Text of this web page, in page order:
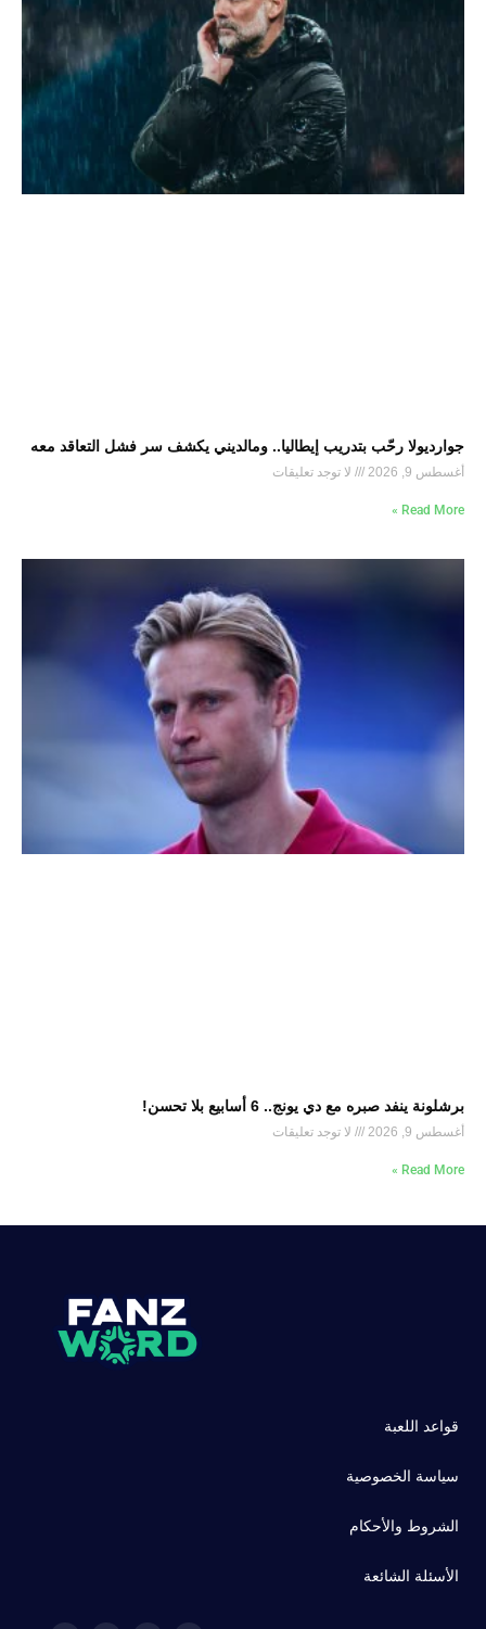
جوارديولا رحّب بتدريب إيطاليا.. ومالديني يكشف سر فشل التعاقد معه
أغسطس 9, 2026 لا توجد تعليقات
Read More »
برشلونة ينفد صبره مع دي يونج.. 6 أسابيع بلا تحسن!
أغسطس 9, 2026 لا توجد تعليقات
Read More »
قواعد اللعبة
سياسة الخصوصية
الشروط والأحكام
الأسئلة الشائعة